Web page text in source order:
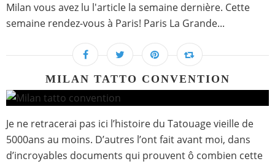
Milan vous avez lu l'article la semaine dernière. Cette
semaine rendez-vous à Paris! Paris La Grande...
MILAN TATTO CONVENTION
Je ne retracerai pas ici l’histoire du Tatouage vieille de
5000ans au moins. D’autres l’ont fait avant moi, dans
d’incroyables documents qui prouvent ô combien cette